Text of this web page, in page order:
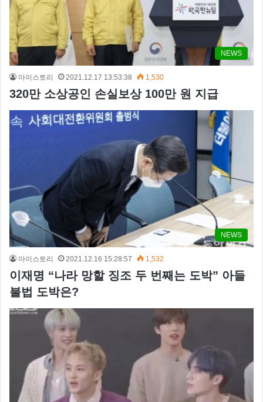
NEWS
마이스토리 2021.12.17 13:53:38 1,530
320만 소상공인 손실보상 100만 원 지급
NEWS
마이스토리 2021.12.16 15:28:57 1,532
이재명 “나라 망할 징조 두 번째는 도박” 아들
불법 도박은?